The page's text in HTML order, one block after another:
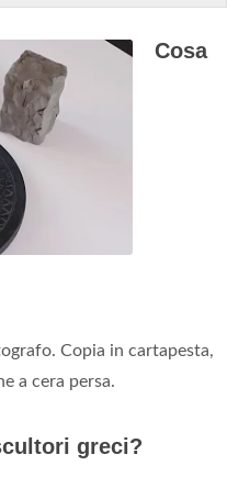
Cosa
Copia in cartapesta,
a cera persa.
greci?